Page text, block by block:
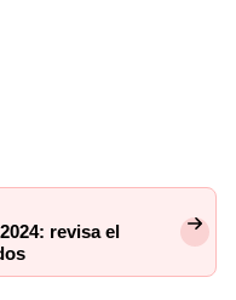
revisa el